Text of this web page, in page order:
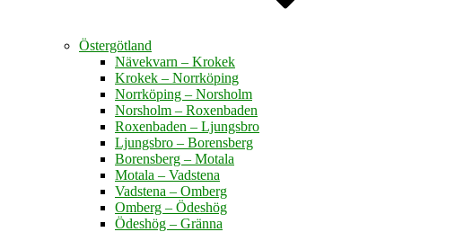
Östergötland
Nävekvarn – Krokek
Krokek – Norrköping
Norrköping – Norsholm
Norsholm – Roxenbaden
Roxenbaden – Ljungsbro
Ljungsbro – Borensberg
Borensberg – Motala
Motala – Vadstena
Vadstena – Omberg
Omberg – Ödeshög
Ödeshög – Gränna